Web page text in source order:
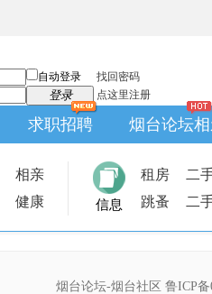
自动登录
找回密码
登录 点这里注册
求职招聘 烟台论坛
相亲
健康 信息
租房
二
跳蚤
二
烟台论坛-烟台社区 鲁ICP备